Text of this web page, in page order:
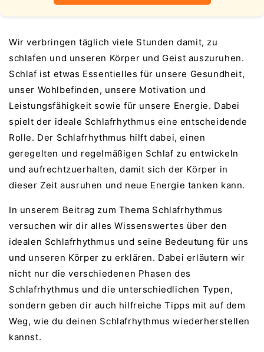
Wir verbringen täglich viele Stunden damit, zu
schlafen und unseren Körper und Geist auszuruhen.
Schlaf ist etwas Essentielles für unsere Gesundheit,
unser Wohlbefinden, unsere Motivation und
Leistungsfähigkeit sowie für unsere Energie. Dabei
spielt der ideale Schlafrhythmus eine entscheidende
Rolle. Der Schlafrhythmus hilft dabei, einen
geregelten und regelmäßigen Schlaf zu entwickeln
und aufrechtzuerhalten, damit sich der Körper in
dieser Zeit ausruhen und neue Energie tanken kann.
In unserem Beitrag zum Thema Schlafrhythmus
versuchen wir dir alles Wissenswertes über den
idealen Schlafrhythmus und seine Bedeutung für uns
und unseren Körper zu erklären. Dabei erläutern wir
nicht nur die verschiedenen Phasen des
Schlafrhythmus und die unterschiedlichen Typen,
sondern geben dir auch hilfreiche Tipps mit auf dem
Weg, wie du deinen Schlafrhythmus wiederherstellen
kannst.